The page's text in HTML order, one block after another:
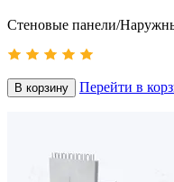
Стеновые панели/
В корзину Перейти в